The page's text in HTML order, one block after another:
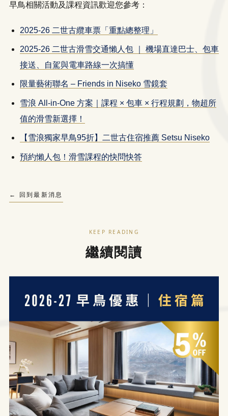
早鳥相關活動及課程資訊歡迎您參考：
2025-26 二世古纜車票「重點總整理」
2025-26 二世古滑雪交通懶人包 ｜ 機場直達巴士、包車
接送、自駕與電車路線一次搞懂
限量藝術聯名 – Friends in Niseko 雪鏡套
雪浪 All-in-One 方案｜課程 × 包車 × 行程規劃，物超所
值的滑雪新選擇！
【雪浪獨家早鳥95折】二世古住宿推薦 Setsu Niseko
預約懶人包！滑雪課程的快問快答
← 回到最新消息
KEEP READING
繼續閱讀